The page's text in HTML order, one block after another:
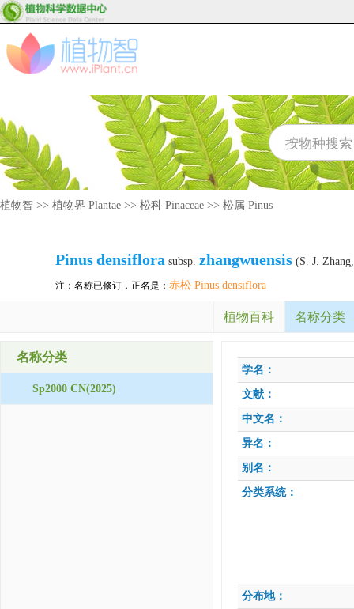
植物智 >> 植物界 Plantae >> 松科 Pinaceae >> 松属 Pinus
Pinusdensiflora subsp. zhangwuensis (S. J.
注：名称已修订，正名是： 赤松 Pinus densiflora
植物百科 名称分类
名称分类
Sp2000 CN(2025)
学名：
文献：
中文名：
异名：
别名：
分类系统：
分布地：